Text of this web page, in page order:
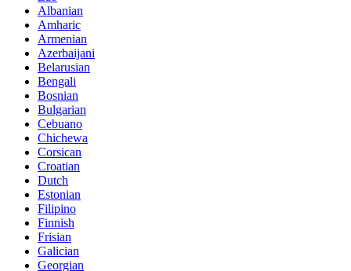
Albanian
Amharic
Armenian
Azerbaijani
Belarusian
Bengali
Bosnian
Bulgarian
Cebuano
Chichewa
Corsican
Croatian
Dutch
Estonian
Filipino
Finnish
Frisian
Galician
Georgian